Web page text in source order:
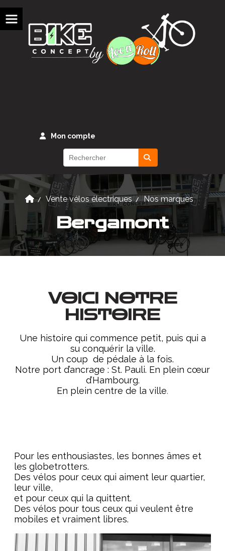
Mon compte
Vente vélos électriques Nos marques
Bergamont
VOICI NOTRE
HISTOIRE
Une histoire qui commence petit, puis qui a
su conquérir la ville.
Un coup de pédale à la fois.
Notre port d’ancrage : St. Pauli. En plein cœur
d’Hambourg.
En plein centre de la ville.
Pour les enthousiastes, les bonnes âmes et
les globetrotters.
Des vélos pour ceux qui aiment leur quartier,
leur ville,
et pour ceux qui la quittent.
Des vélos pour tous ceux qui veulent être
mobiles et vraiment libres.